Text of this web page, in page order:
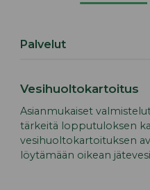
Palvelut
Vesihuoltokartoitus
Asianmukaiset
tärkeitä lopputuloksen
vesihuoltokartoituksen
löytämään oikean